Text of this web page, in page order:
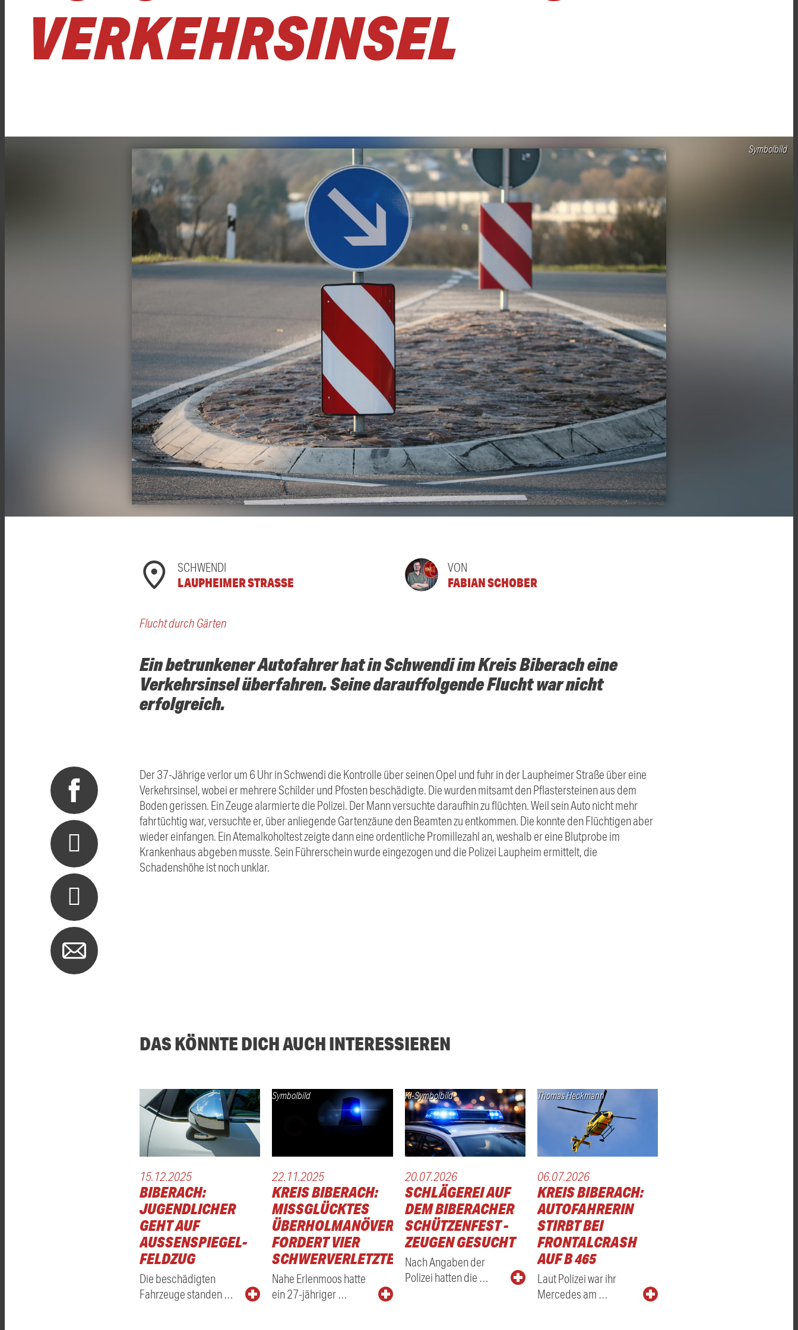
VERKEHRSINSEL
Symbolbild
SCHWENDI
LAUPHEIMER STRASSE
VON
FABIAN SCHOBER
Flucht durch Gärten
Ein betrunkener Autofahrer hat in Schwendi im Kreis Biberach eine
Verkehrsinsel überfahren. Seine darauffolgende Flucht war nicht
erfolgreich.
Der 37-Jährige verlor um 6 Uhr in Schwendi die Kontrolle über seinen Opel und fuhr in der Laupheimer Straße über eine
Verkehrsinsel, wobei er mehrere Schilder und Pfosten beschädigte. Die wurden mitsamt den Pflastersteinen aus dem
Boden gerissen. Ein Zeuge alarmierte die Polizei. Der Mann versuchte daraufhin zu flüchten. Weil sein Auto nicht mehr
fahrtüchtig war, versuchte er, über anliegende Gartenzäune den Beamten zu entkommen. Die konnte den Flüchtigen aber
wieder einfangen. Ein Atemalkoholtest zeigte dann eine ordentliche Promillezahl an, weshalb er eine Blutprobe im
Krankenhaus abgeben musste. Sein Führerschein wurde eingezogen und die Polizei Laupheim ermittelt, die
Schadenshöhe ist noch unklar.
DAS KÖNNTE DICH AUCH INTERESSIEREN
15.12.2025
BIBERACH:
JUGENDLICHER
GEHT AUF
AUSSENSPIEGEL-F
ELDZUG
Die beschädigten
Fahrzeuge standen …
Symbolbild
22.11.2025
KREIS BIBERACH:
MISSGLÜCKTES
ÜBERHOLMANÖVER
FORDERT VIER
SCHWERVERLETZTE
Nahe Erlenmoos hatte
ein 27-jähriger …
KI-Symbolbild
20.07.2026
SCHLÄGEREI AUF
DEM BIBERACHER
SCHÜTZENFEST -
ZEUGEN GESUCHT
Nach Angaben der
Polizei hatten die …
Thomas Heckmann
06.07.2026
KREIS BIBERACH:
AUTOFAHRERIN
STIRBT BEI
FRONTALCRASH
AUF B 465
Laut Polizei war ihr
Mercedes am …